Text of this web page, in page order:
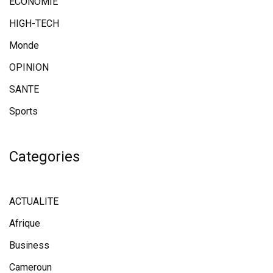
HIGH-TECH
Monde
OPINION
SANTE
Sports
Categories
ACTUALITE
Afrique
Business
Cameroun